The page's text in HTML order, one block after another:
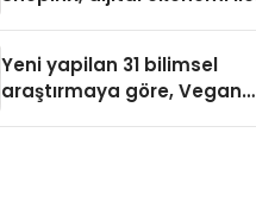
Yeni yapilan 31 bilimsel
araştırmaya göre, Vegan